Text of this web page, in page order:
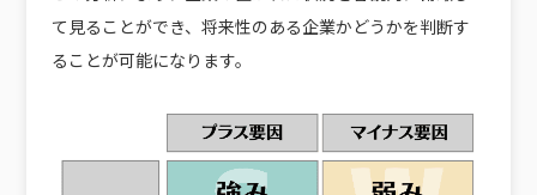
て見ることができ、将来性のある企業かどうかを判断す
ることが可能になります。